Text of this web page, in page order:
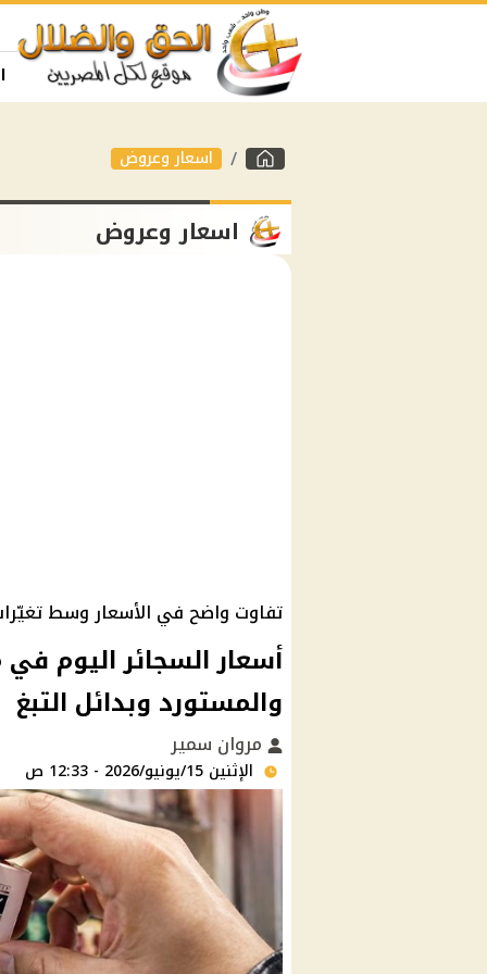
اسعار وعروض
اسعار وعروض
تفاوت واضح في الأسعار وسط
أسعار السجائر اليوم في
والمستورد وبدائل التبغ
مروان سمير
الإثنين 15/يونيو/2026 - 12:33 ص